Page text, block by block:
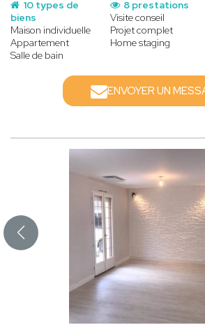
10 types de
biens
Maison individuelle
Appartement
Salle de bain
8 prestations
Visite conseil
Projet complet
Home staging
ENVOYER UN